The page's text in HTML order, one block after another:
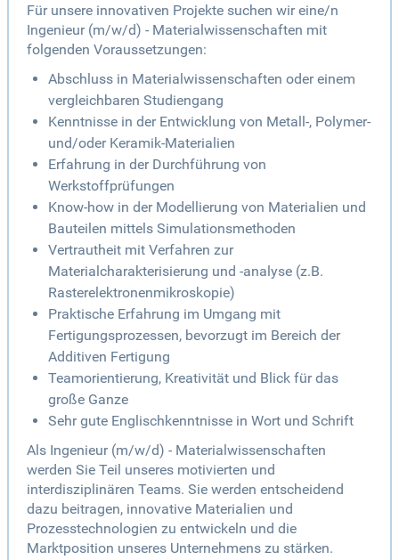
Für unsere innovativen Projekte suchen wir eine/n
Ingenieur (m/w/d) - Materialwissenschaften mit
folgenden Voraussetzungen:
Abschluss in Materialwissenschaften oder einem
vergleichbaren Studiengang
Kenntnisse in der Entwicklung von Metall-, Polymer-
und/oder Keramik-Materialien
Erfahrung in der Durchführung von
Werkstoffprüfungen
Know-how in der Modellierung von Materialien und
Bauteilen mittels Simulationsmethoden
Vertrautheit mit Verfahren zur
Materialcharakterisierung und -analyse (z.B.
Rasterelektronenmikroskopie)
Praktische Erfahrung im Umgang mit
Fertigungsprozessen, bevorzugt im Bereich der
Additiven Fertigung
Teamorientierung, Kreativität und Blick für das
große Ganze
Sehr gute Englischkenntnisse in Wort und Schrift
Als Ingenieur (m/w/d) - Materialwissenschaften
werden Sie Teil unseres motivierten und
interdisziplinären Teams. Sie werden entscheidend
dazu beitragen, innovative Materialien und
Prozesstechnologien zu entwickeln und die
Marktposition unseres Unternehmens zu stärken.